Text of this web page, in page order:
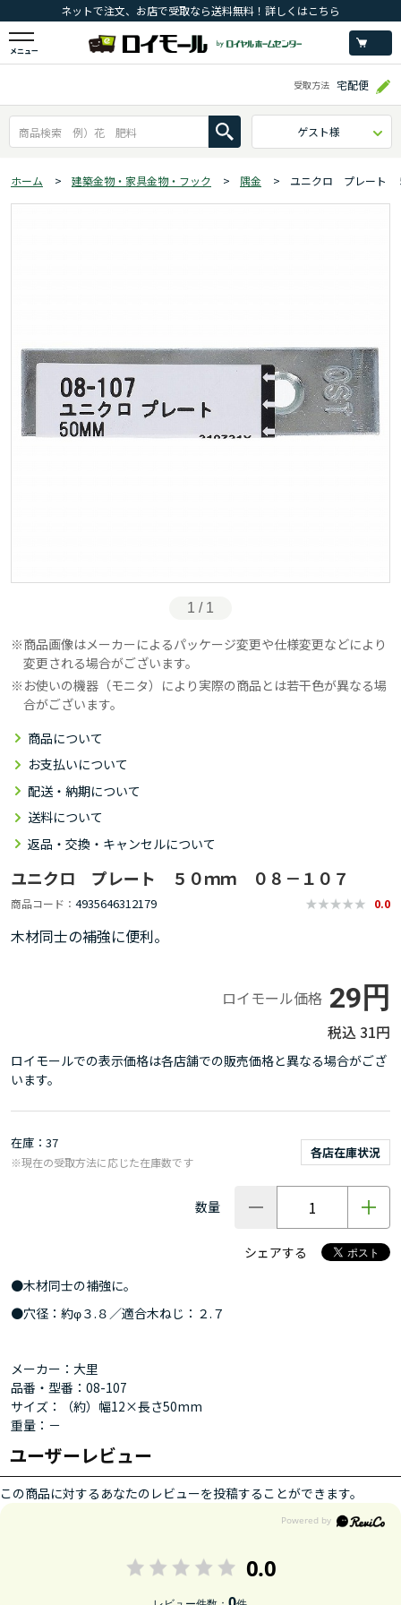
ネットで注文、お店で受取なら送料無料！詳しくはこちら
メニュー
受取方法 宅配便
ゲスト様
ホーム > 建築金物・家具金物・フック > 隅金 > ユニクロ プレート
1 / 1
商品画像はメーカーによるパッケージ変更や仕様変更などにより
変更される場合がございます。
お使いの機器（モニタ）により実際の商品とは若干色が異なる場
合がございます。
商品について
お支払いについて
配送・納期について
送料について
返品・交換・キャンセルについて
ユニクロ プレート ５０ｍｍ ０８－１０７
商品コード 4935646312179 0.0
木材同士の補強に便利。
ロイモール価格 29円
31円
ロイモールでの表示価格は各店舗での販売価格と異なる場合がござ
います。
在庫 37
各店在庫状況
※現在の受取方法に応じた在庫数です
数量
シェアする
●木材同士の補強に。
●穴径：約φ３.８／適合木ねじ：２.７
メーカー：大里
品番・型番：08-107
サイズ：（約）幅12×長さ50mm
重量：－
ユーザーレビュー
この商品に対するあなたのレビューを投稿することができます。
0.0